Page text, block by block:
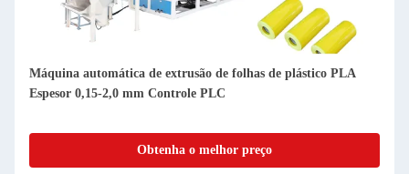
Máquina automática de extrusão de folhas de plástico PLA
Espesor 0,15-2,0 mm Controle PLC
Obtenha o melhor preço